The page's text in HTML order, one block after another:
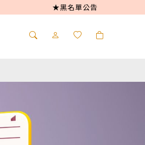
★黑名單公告